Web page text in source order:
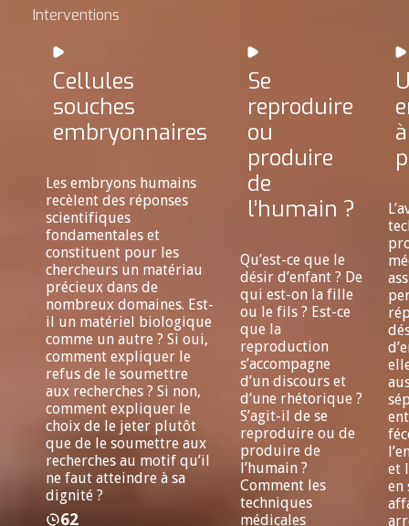
Interventions
Cellules
souches
embryonnaires
Les embryons humains
recèlent des réponses
scientifiques
fondamentales et
constituent pour les
chercheurs un matériau
précieux dans de
nombreux domaines. Est-
il un matériel biologique
comme un autre ? Si oui,
comment expliquer le
refus de le soumettre
aux recherches ? Si non,
comment expliquer le
choix de le jeter plutôt
que de le soumettre aux
recherches au motif qu’il
ne faut atteindre à sa
dignité ?
62
Se
reproduire
ou
produire
de
l’humain ?
Qu’est-ce que le
désir d’enfant ? De
qui est-on la fille
ou le fils ? Est-ce
que la
reproduction
s’accompagne
d’un discours et
d’une rhétorique ?
S’agit-il de se
reproduire ou de
produire de
l’humain ?
Comment les
techniques
médicales
et
en